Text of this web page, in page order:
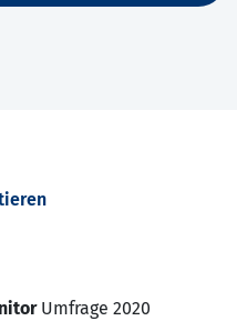
Umfrage 2020